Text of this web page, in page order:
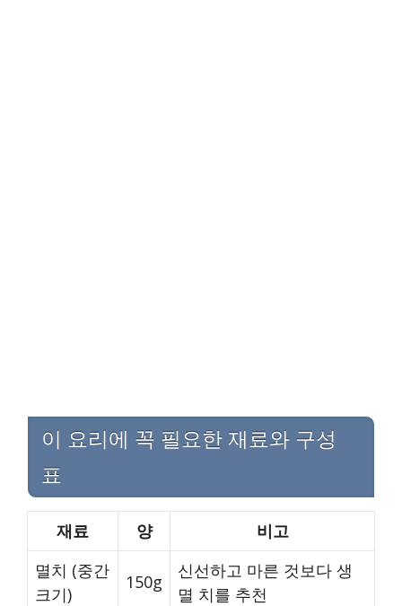
이 요리에 꼭 필요한 재료와 구성
표
재료 양
비고
멸치 (중간
크기)
150g
신선하고 마른 것보다 생
멸 치를 추천